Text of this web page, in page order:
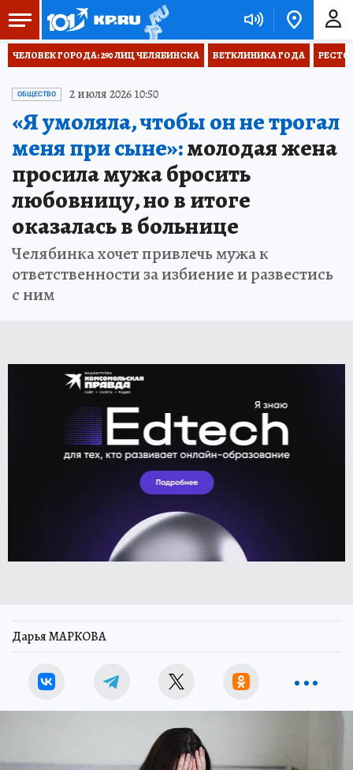
ЧЕЛОВЕК ГОРОДА: 290 ЛИЦ ЧЕЛЯБИНСКА ВЕТКЛИНИКА ГОДА
ОБЩЕСТВО 2 июля 2026 10:50
«Я умоляла, чтобы он не трогал
меня при сыне»:молодая жена
просила мужа бросить
любовницу, но в итоге
оказалась в больнице
Челябинка хочет привлечь мужа к
ответственности за избиение и развестись
с ним
Дарья МАРКОВА